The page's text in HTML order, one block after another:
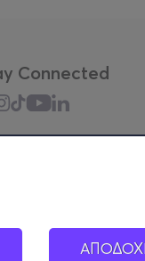
Connected